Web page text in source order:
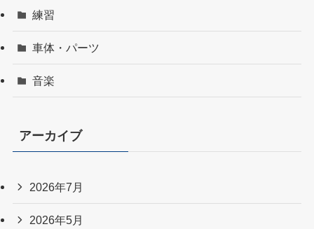
練習
車体・パーツ
音楽
アーカイブ
2026年7月
2026年5月